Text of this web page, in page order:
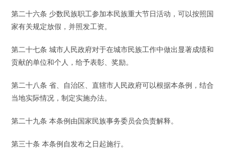
第二十六条 少数民族职工参加本民族重大节日活动，可以按照国
家有关规定放假，并照发工资。
第二十七条 城市人民政府对于在城市民族工作中做出显著成绩和
贡献的单位和个人，给予表彰、奖励。
第二十八条 省、自治区、直辖市人民政府可以根据本条例，结合
当地实际情况，制定实施办法。
第二十九条 本条例由国家民族事务委员会负责解释。
第三十条 本条例自发布之日起施行。